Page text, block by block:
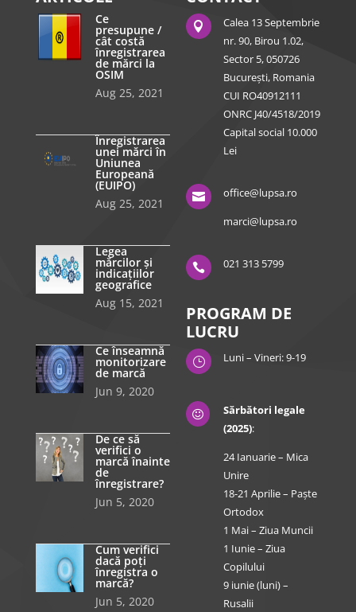
Ce
presupune /
cât costă
înregistrarea
de mărci la
OSIM
Aug 25, 2021
Înregistrarea
unei mărci în
Uniunea
Europeană
(EUIPO)
Aug 25, 2021
Legea
mărcilor și
indicațiilor
geografice
Aug 15, 2021
Ce înseamnă
monitorizare
de marcă
Jun 9, 2020
De ce să
verifici o
marcă înainte
de
înregistrare?
Jun 5, 2020
Cum verifici
dacă poți
înregistra o
marcă?
Jun 5, 2020

Calea 13 Septembrie
nr. 90, Birou 1.02,
Sector 5, 050726
București, Romania
CUI RO40912111
ONRC J40/4518/2019
Capital social 10.000
Lei

office@lupsa.ro
marci@lupsa.ro
 021 313 5799
PROGRAM DE
LUCRU
} Luni – Vineri: 9-19

Sărbători legale
(2025):
24 Ianuarie – Mica
Unire
18-21 Aprilie – Paște
Ortodox
1 Mai – Ziua Muncii
1 Iunie – Ziua
Copilului
9 iunie (luni) –
Rusalii